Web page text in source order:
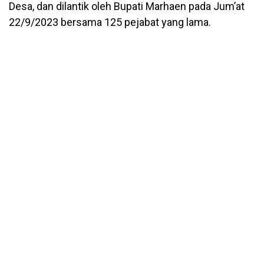
Desa, dan dilantik oleh Bupati Marhaen pada Jum’at
22/9/2023 bersama 125 pejabat yang lama.